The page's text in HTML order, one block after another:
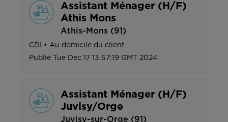
Assistant Ménager (H/F)
Athis Mons
Athis-Mons (91)
CDI • Au domicile du client
Publié Tue Dec 17 13:57:19 GMT 2024
Assistant Ménager (H/F)
Juvisy/Orge
Juvisy-sur-Orge (91)